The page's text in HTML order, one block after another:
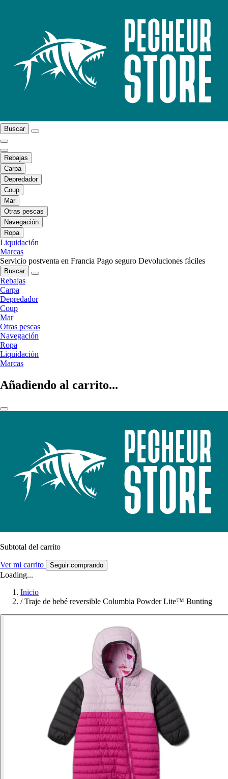
Buscar
Rebajas
Carpa
Depredador
Coup
Mar
Otras pescas
Navegación
Ropa
Liquidación
Marcas
Servicio postventa en Francia Pago seguro Devoluciones fáciles
Buscar
Rebajas
Carpa
Depredador
Coup
Mar
Otras pescas
Navegación
Ropa
Liquidación
Marcas
Añadiendo al carrito...
Subtotal del carrito
Ver mi carrito Seguir comprando
Loading...
Inicio
/ Traje de bebé reversible Columbia Powder Lite™ Bunting